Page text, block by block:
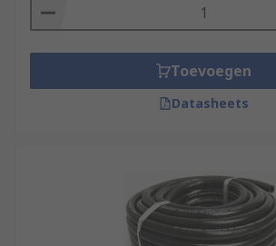
Toevoegen
Datasheets